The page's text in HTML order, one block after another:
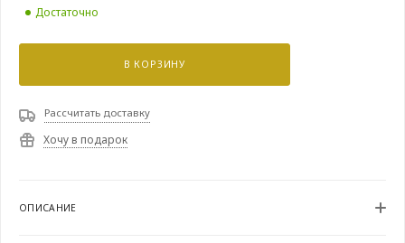
Достаточно
В КОРЗИНУ
Рассчитать доставку
Хочу в подарок
ОПИСАНИЕ